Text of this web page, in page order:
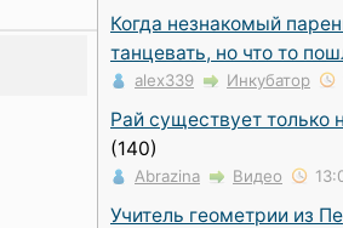
Когда незнакомый
танцевать, но что то
alex339 Инкубатор
Рай существует только
(140)
Abrazina Видео
Учитель геометрии из